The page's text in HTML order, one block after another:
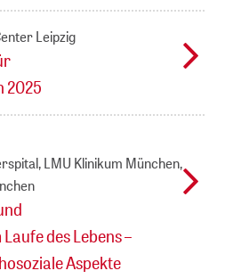
Leipzig
2025
LMU Klinikum München,
des Lebens –
Aspekte